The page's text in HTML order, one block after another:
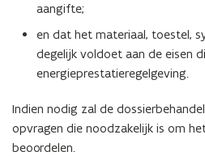
aangifte;
en dat het materiaal, toestel,
degelijk voldoet aan de eisen
energieprestatieregelgeving.
Indien nodig zal de
opvragen die noodzakelijk is om
beoordelen.